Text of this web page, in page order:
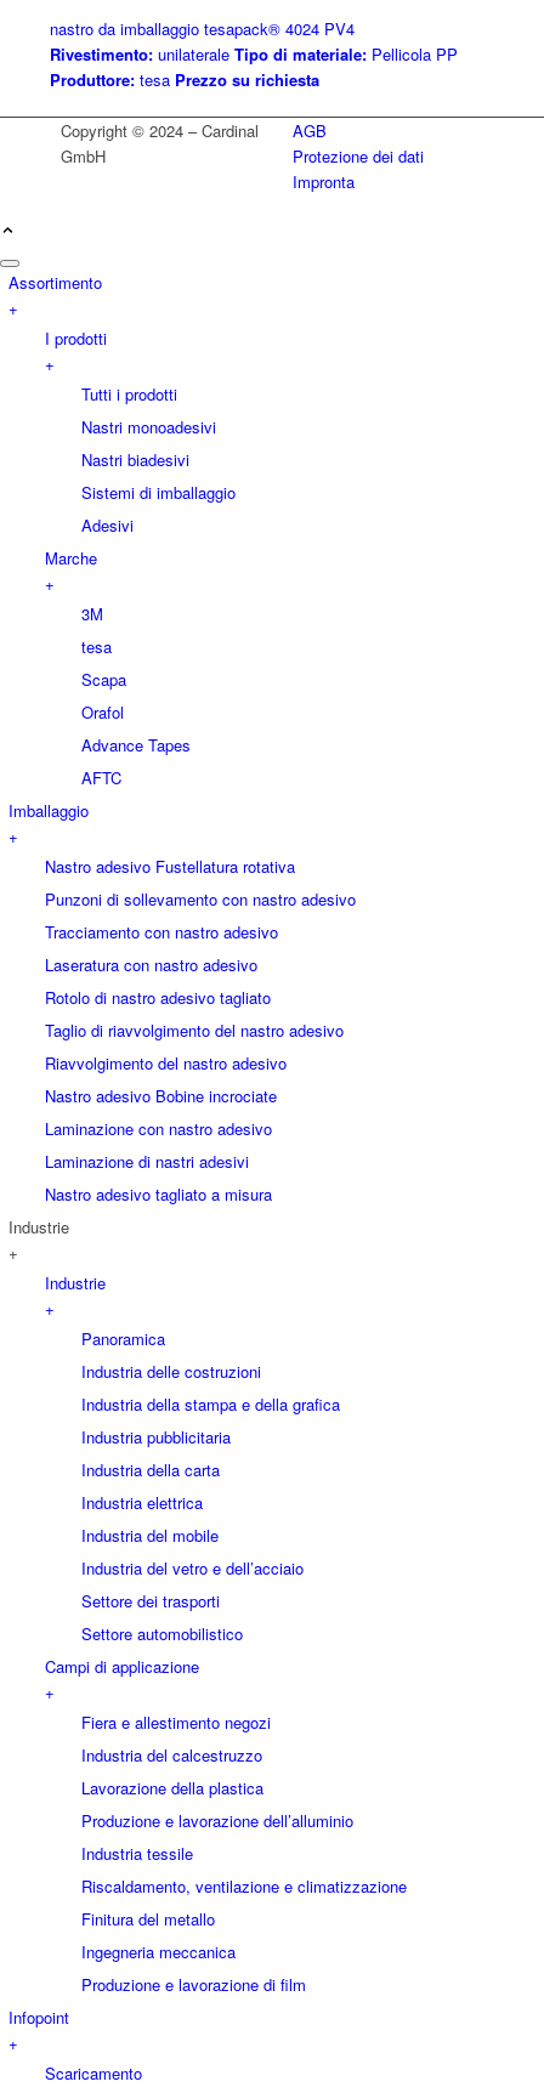
nastro da imballaggio tesapack® 4024 PV4
Rivestimento:unilaterale Tipo di materiale:Pellicola PP
Produttore:tesa Prezzo su richiesta
Copyright © 2024 – Cardinal
GmbH
AGB
Protezione dei dati
Impronta
Assortimento
+
I prodotti
+
Tutti i prodotti
Nastri monoadesivi
Nastri biadesivi
Sistemi di imballaggio
Adesivi
Marche
+
3M
tesa
Scapa
Orafol
Advance Tapes
AFTC
Imballaggio
+
Nastro adesivo Fustellatura rotativa
Punzoni di sollevamento con nastro adesivo
Tracciamento con nastro adesivo
Laseratura con nastro adesivo
Rotolo di nastro adesivo tagliato
Taglio di riavvolgimento del nastro adesivo
Riavvolgimento del nastro adesivo
Nastro adesivo Bobine incrociate
Laminazione con nastro adesivo
Laminazione di nastri adesivi
Nastro adesivo tagliato a misura
Industrie
+
Industrie
+
Panoramica
Industria delle costruzioni
Industria della stampa e della grafica
Industria pubblicitaria
Industria della carta
Industria elettrica
Industria del mobile
Industria del vetro e dell’acciaio
Settore dei trasporti
Settore automobilistico
Campi di applicazione
+
Fiera e allestimento negozi
Industria del calcestruzzo
Lavorazione della plastica
Produzione e lavorazione dell’alluminio
Industria tessile
Riscaldamento, ventilazione e climatizzazione
Finitura del metallo
Ingegneria meccanica
Produzione e lavorazione di film
Infopoint
+
Scaricamento